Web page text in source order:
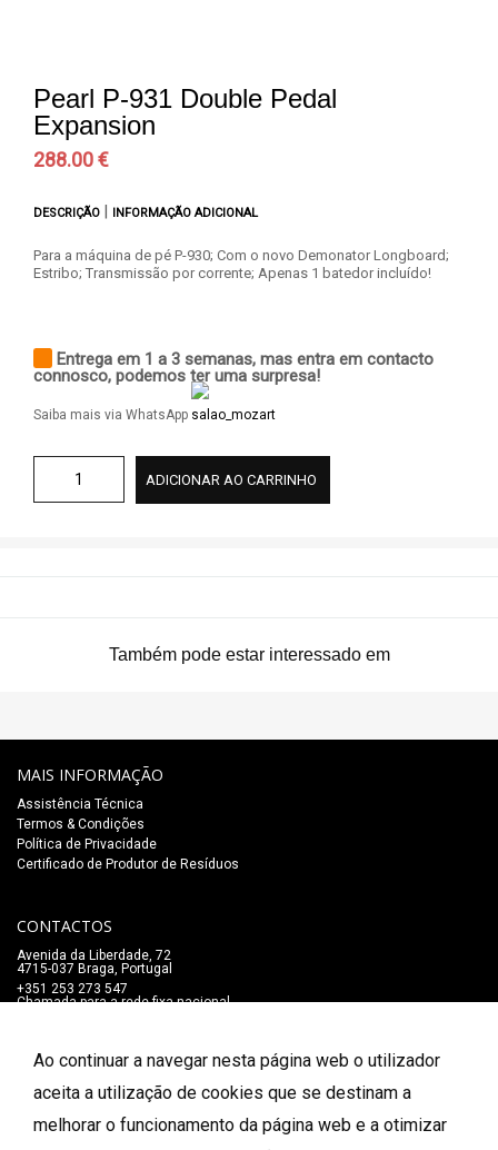
Ao continuar a navegar nesta página web o utilizador
aceita a utilização de cookies que se destinam a
melhorar o funcionamento da página web e a otimizar
Pearl P-931 Double Pedal
Expansion
288.00 €
DESCRIÇÃO | INFORMAÇÃO ADICIONAL
Para a máquina de pé P-930; Com o novo Demonator Longboard;
Estribo; Transmissão por corrente; Apenas 1 batedor incluído!
Entrega em 1 a 3 semanas, mas entra em contacto
connosco, podemos ter uma surpresa!
Saiba mais via WhatsApp
ADICIONAR AO CARRINHO
Também pode estar interessado em
MAIS INFORMAÇÃO
Assistência Técnica
Termos & Condições
Política de Privacidade
Certificado de Produtor de Resíduos
CONTACTOS
Avenida da Liberdade, 72
4715-037 Braga, Portugal
+351 253 273 547
Chamada para a rede fixa nacional